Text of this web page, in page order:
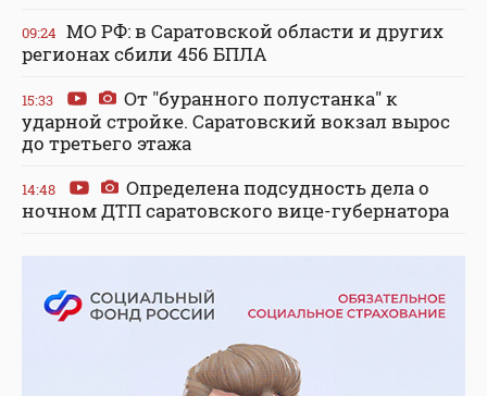
09:24 МО РФ: в Саратовской области и других
регионах сбили 456 БПЛА
15:33
От "буранного полустанка" к
ударной стройке. Саратовский вокзал вырос
до третьего этажа
14:48
Определена подсудность дела о
ночном ДТП саратовского вице-губернатора